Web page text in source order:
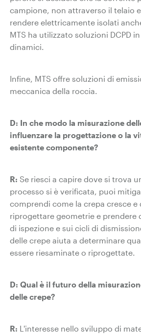
campione, non attraverso il telaio
rendere elettricamente isolati
MTS ha utilizzato soluzioni DCPD
dinamici.
Infine, MTS offre soluzioni di
meccanica della roccia.
D: In che modo la misurazione
influenzare la progettazione o la
esistente componente?
R: Se riesci a capire dove si trova
processo si è verificata, puoi
comprendi come la crepa cresce e
riprogettare geometrie e prendere
di ispezione e sui cicli di
delle crepe aiuta a determinare
essere riesaminate o riprogettate.
D: Qual è il futuro della
delle crepe?
R: L'interesse nello sviluppo di